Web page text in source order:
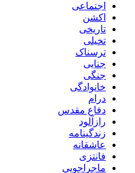
اجتماعی
اکشن
تاریخی
تخیلی
ترسناک
جنایی
جنگی
خانوادگی
درام
دفاع مقدس
رازآلود
زندگینامه
عاشقانه
فانتزی
ماجراجویی